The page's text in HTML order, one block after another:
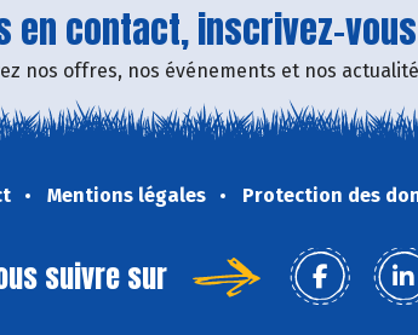
en contact, inscrivez-
nos offres, nos événements et nos
Mentions légales Protection des
suivre sur